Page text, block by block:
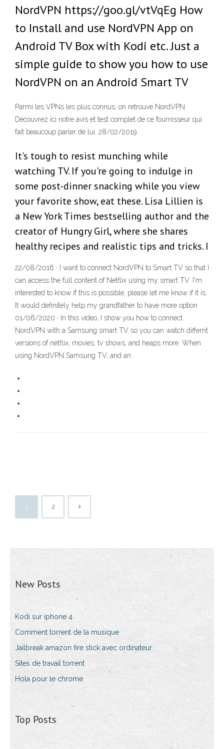
NordVPN https://goo.gl/vtVqEg How
to Install and use NordVPN App on
Android TV Box with Kodi etc. Just a
simple guide to show you how to use
NordVPN on an Android Smart TV
Parmi les VPNs les plus connus, on retrouve NordVPN.
Découvrez ici notre avis et test complet de ce fournisseur qui
fait beaucoup parler de lui. 28/02/2019
It's tough to resist munching while
watching TV. If you're going to indulge in
some post-dinner snacking while you view
your favorite show, eat these. Lisa Lillien is
a New York Times bestselling author and the
creator of Hungry Girl, where she shares
healthy recipes and realistic tips and tricks. I
22/08/2016 · I want to connect NordVPN to Smart TV so that I
can access the full content of Netflix using my smart TV. I'm
interested to know if this is possible, please let me know if it is.
It would definitely help my grandfather to have more option
01/06/2020 · In this video, I show you how to connect
NordVPN with a Samsung smart TV so you can watch differnt
versions of netflix, movies, tv shows, and heaps more. When
using NordVPN Samsung TV, and an
1 2
New Posts
Kodi sur iphone 4
Comment torrent de la musique
Jailbreak amazon fire stick avec ordinateur
Sites de travail torrent
Hola pour le chrome
Top Posts